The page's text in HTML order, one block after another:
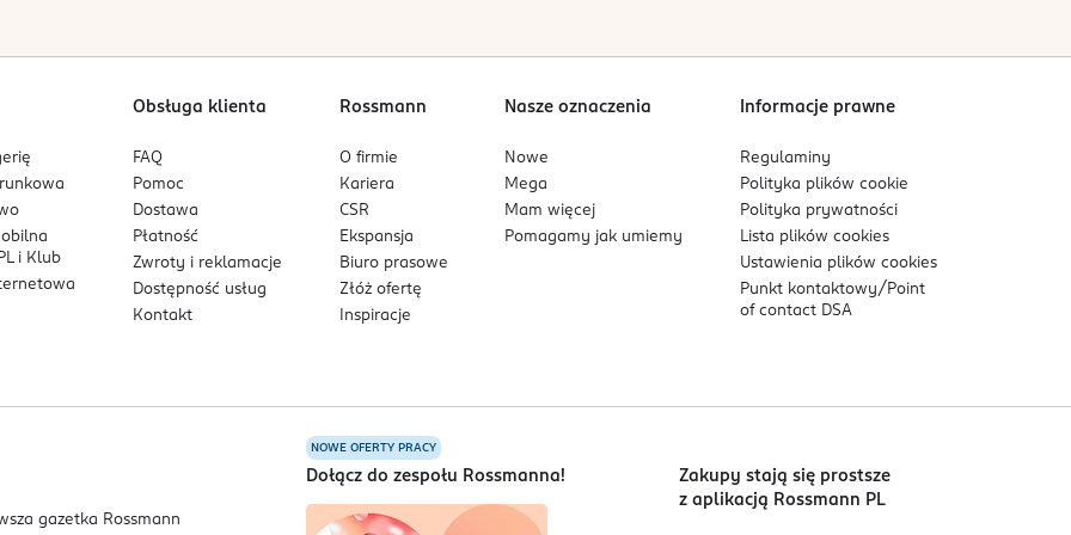
i Klub
Obsługa klienta
FAQ
Pomoc
Dostawa
Płatność
Zwroty i reklamacje
Dostępność usług
Kontakt
Rossmann
O firmie
Kariera
CSR
Ekspansja
Biuro prasowe
Złóż ofertę
Inspiracje
Nasze oznaczenia
Nowe
Mega
Mam więcej
Pomagamy jak umiemy
Informacje prawne
Regulaminy
Polityka plikówcookie
Polityka prywatności
Lista plikówcookies
Ustawienia plikówcookies
Punkt kontaktowy/ Point
of contact DSA
NOWE OFERTY PRACY
Dołącz do zespołu Rossmanna!
Zakupy stają się prostsze
z aplikacją Rossmann PL